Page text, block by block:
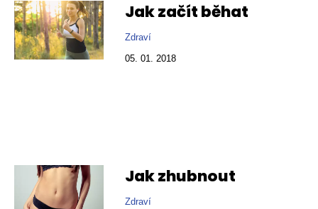
Jak začít běhat
Zdraví
05. 01. 2018
Jak zhubnout
Zdraví